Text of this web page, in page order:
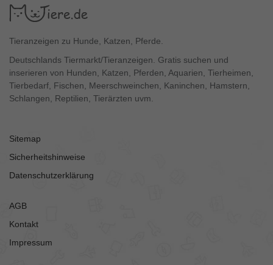
Tieranzeigen zu Hunde, Katzen, Pferde.
Deutschlands Tiermarkt/Tieranzeigen. Gratis suchen und
inserieren von Hunden, Katzen, Pferden, Aquarien, Tierheimen,
Tierbedarf, Fischen, Meerschweinchen, Kaninchen, Hamstern,
Schlangen, Reptilien, Tierärzten uvm.
Sitemap
Sicherheitshinweise
Datenschutzerklärung
AGB
Kontakt
Impressum